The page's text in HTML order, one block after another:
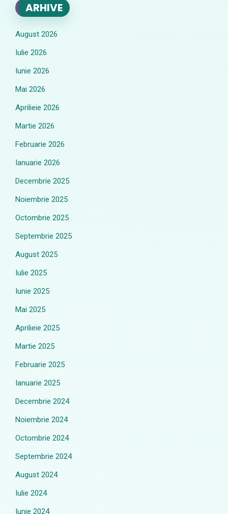
ARHIVE
August 2026
Iulie 2026
Iunie 2026
Mai 2026
Aprilieie 2026
Martie 2026
Februarie 2026
Ianuarie 2026
Decembrie 2025
Noiembrie 2025
Octombrie 2025
Septembrie 2025
August 2025
Iulie 2025
Iunie 2025
Mai 2025
Aprilieie 2025
Martie 2025
Februarie 2025
Ianuarie 2025
Decembrie 2024
Noiembrie 2024
Octombrie 2024
Septembrie 2024
August 2024
Iulie 2024
Iunie 2024